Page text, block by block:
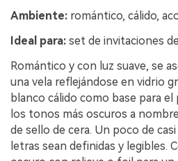
Ambiente: romántico, cálido,
Ideal para: set de invitaciones
Romántico y con luz suave, se
una vela reflejándose en vidrio
blanco cálido como base para
los tonos más oscuros a
de sello de cera. Un poco de
letras sean definidas y legibles.